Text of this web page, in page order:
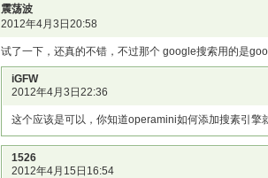
震荡波
2012年4月3日20:58
试了一下，还真的不错，不过那个 google搜索用的是
iGFW
2012年4月3日22:36
这个应该是可以，你知道operamini如何添加搜素引擎
1526
2012年4月15日16:54